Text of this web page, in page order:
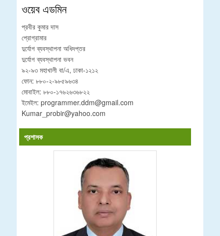
ওয়েব এডমিন
প্রবীর কুমার দাস
প্রোগ্রামার
দুর্যোগ ব্যবস্থাপনা অধিদপ্তর
দুর্যোগ ব্যবস্থাপনা ভবন
৯২-৯৩ মহাখালী বা/এ, ঢাকা-১২১২
ফোন: ৮৮০-২-৯৮৫৯৬৩৪
মোবাইল: ৮৮০-১৭৬২৬৩৬৮২২
ইমেইল: programmer.ddm@gmail.com
Kumar_probir@yahoo.com
প্রশাসক